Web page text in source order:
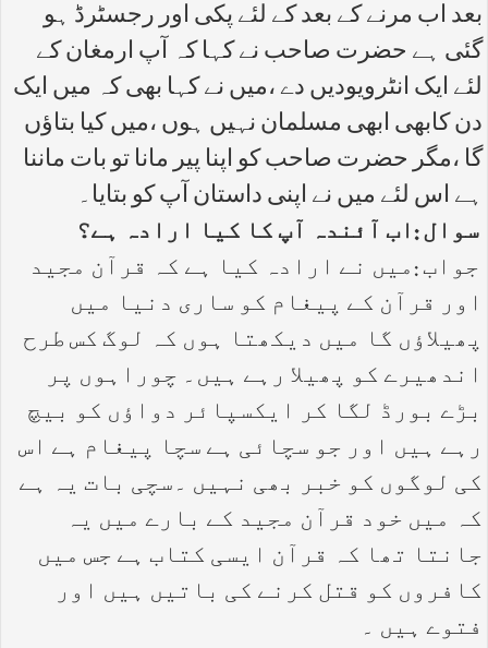
بعد اب مرنے کے بعد کے لئے پکی اور رجسٹرڈ ہو
گئی ہے حضرت صاحب نے کہا کہ آپ ارمغان کے
لئے ایک انٹرویودیں دے ،میں نے کہا بھی کہ میں ایک
دن کابھی ابھی مسلمان نہیں ہوں ،میں کیا بتاؤں
گا ،مگر حضرت صاحب کو اپنا پیر مانا تو بات ماننا
ہے اس لئے میں نے اپنی داستان آپ کو بتایا۔
سوال :اب آئندہ آپ کا کیا ارادہ ہے؟
جواب :میں نے ارادہ کیا ہے کہ قرآن مجید
اور قرآن کے پیغام کو ساری دنیا میں
پھیلاؤں گا میں دیکھتا ہوں کہ لوگ کس طرح
اندھیرے کو پھیلا رہے ہیں۔ چوراہوں پر
بڑے بورڈ لگا کر ایکسپائر دواؤں کو بیچ
رہے ہیں اور جو سچائی ہے سچا پیغام ہے اس
کی لوگوں کو خبر بھی نہیں ۔سچی بات یہ ہے
کہ میں خود قرآن مجید کے بارے میں یہ
جانتا تھا کہ قرآن ایسی کتاب ہے جس میں
کافروں کو قتل کرنے کی باتیں ہیں اور
فتوے ہیں ۔